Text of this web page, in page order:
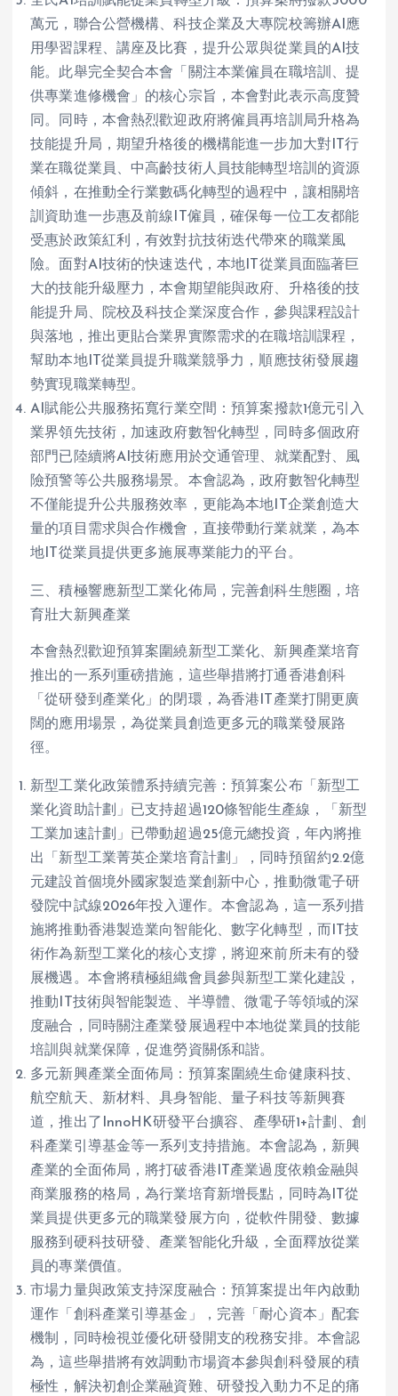
萬元，聯合公營機構、科技企業及大專院校籌辦AI應
用學習課程、講座及比賽，提升公眾與從業員的AI技
能。此舉完全契合本會「關注本業僱員在職培訓、提
供專業進修機會」的核心宗旨，本會對此表示高度贊
同。同時，本會熱烈歡迎政府將僱員再培訓局升格為
技能提升局，期望升格後的機構能進一步加大對IT行
業在職從業員、中高齡技術人員技能轉型培訓的資源
傾斜，在推動全行業數碼化轉型的過程中，讓相關培
訓資助進一步惠及前線IT僱員，確保每一位工友都能
受惠於政策紅利，有效對抗技術迭代帶來的職業風
險。面對AI技術的快速迭代，本地IT從業員面臨著巨
大的技能升級壓力，本會期望能與政府、升格後的技
能提升局、院校及科技企業深度合作，參與課程設計
與落地，推出更貼合業界實際需求的在職培訓課程，
幫助本地IT從業員提升職業競爭力，順應技術發展趨
勢實現職業轉型。
AI賦能公共服務拓寬行業空間：預算案撥款1億元引入
業界領先技術，加速政府數智化轉型，同時多個政府
部門已陸續將AI技術應用於交通管理、就業配對、風
險預警等公共服務場景。本會認為，政府數智化轉型
不僅能提升公共服務效率，更能為本地IT企業創造大
量的項目需求與合作機會，直接帶動行業就業，為本
地IT從業員提供更多施展專業能力的平台。
三、積極響應新型工業化佈局，完善創科生態圈，培
育壯大新興產業
本會熱烈歡迎預算案圍繞新型工業化、新興產業培育
推出的一系列重磅措施，這些舉措將打通香港創科
「從研發到產業化」的閉環，為香港IT產業打開更廣
闊的應用場景，為從業員創造更多元的職業發展路
徑。
新型工業化政策體系持續完善：預算案公布「新型工
業化資助計劃」已支持超過120條智能生產線，「新型
工業加速計劃」已帶動超過25億元總投資，年內將推
出「新型工業菁英企業培育計劃」，同時預留約2.2億
元建設首個境外國家製造業創新中心，推動微電子研
發院中試線2026年投入運作。本會認為，這一系列措
施將推動香港製造業向智能化、數字化轉型，而IT技
術作為新型工業化的核心支撐，將迎來前所未有的發
展機遇。本會將積極組織會員參與新型工業化建設，
推動IT技術與智能製造、半導體、微電子等領域的深
度融合，同時關注產業發展過程中本地從業員的技能
培訓與就業保障，促進勞資關係和諧。
多元新興產業全面佈局：預算案圍繞生命健康科技、
航空航天、新材料、具身智能、量子科技等新興賽
道，推出了InnoHK研發平台擴容、產學研1+計劃、創
科產業引導基金等一系列支持措施。本會認為，新興
產業的全面佈局，將打破香港IT產業過度依賴金融與
商業服務的格局，為行業培育新增長點，同時為IT從
業員提供更多元的職業發展方向，從軟件開發、數據
服務到硬科技研發、產業智能化升級，全面釋放從業
員的專業價值。
市場力量與政策支持深度融合：預算案提出年內啟動
運作「創科產業引導基金」，完善「耐心資本」配套
機制，同時檢視並優化研發開支的稅務安排。本會認
為，這些舉措將有效調動市場資本參與創科發展的積
極性，解決初創企業融資難、研發投入動力不足的痛